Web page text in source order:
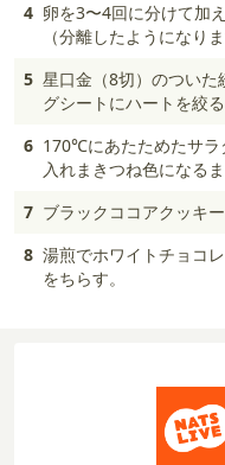
4 卵を3〜4回に分けて加
（分離したようになり
5 星口金（8切）のついた
グシートにハートを絞る
6 170℃にあたためたサラ
入れまきつね色になる
7 ブラックココアクッキ
8 湯煎でホワイトチョコ
をちらす。